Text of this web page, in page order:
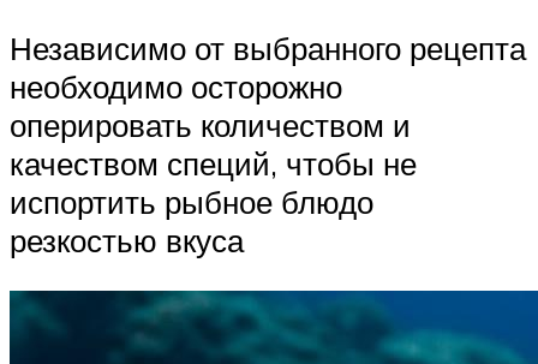
Независимо от выбранного рецепта
необходимо осторожно
оперировать количеством и
качеством специй, чтобы не
испортить рыбное блюдо
резкостью вкуса